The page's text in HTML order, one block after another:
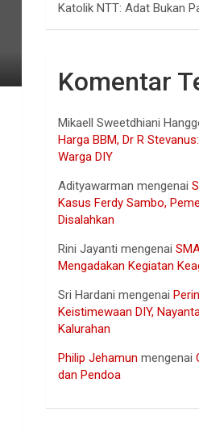
Katolik NTT: Adat Bukan
Komentar
Mikaell Sweetdhiani
Harga BBM, Dr R
Warga DIY
Adityawarman mengenai
Kasus Ferdy Sambo,
Disalahkan
Rini Jayanti mengenai
Mengadakan Kegiatan
Sri Hardani mengenai
Keistimewaan DIY,
Kalurahan
Philip Jehamun mengenai
dan Pendoa